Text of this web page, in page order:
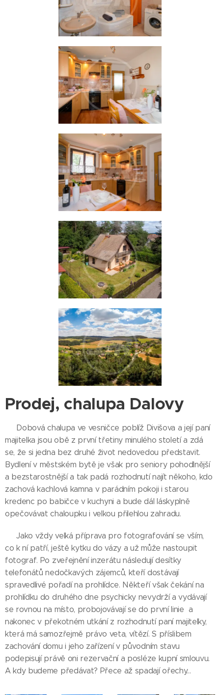
Prodej, chalupa Dalovy
Dobová chalupa ve vesničce poblíž Divišova a její paní
majitelka jsou obě z první třetiny minulého století a zdá
se, že si jedna bez druhé život nedovedou představit.
Bydlení v městském bytě je však pro seniory pohodlnější
a bezstarostnější a tak padá rozhodnutí najít někoho, kdo
zachová kachlová kamna v parádním pokoji i starou
kredenc po babičce v kuchyni a bude dál láskyplně
opečovávat chaloupku i velkou přilehlou zahradu.
Jako vždy velká příprava pro fotografování se vším,
co k ní patří, ještě kytku do vázy a už může nastoupit
fotograf. Po zveřejnění inzerátu následují desítky
telefonátů nedočkavých zájemců, kteří dostávají
spravedlivé pořadí na prohlídce. Někteří však čekání na
prohlídku do druhého dne psychicky nevydrží a vydávají
se rovnou na místo, probojovávají se do první linie a
nakonec v překotném utkání z rozhodnutí paní majitelky,
která má samozřejmě právo veta, vítězí. S příslibem
zachování domu i jeho zařízení v původním stavu
podepisují právě oni rezervační a posléze kupní smlouvu.
A kdy budeme předávat? Přece až spadají ořechy...